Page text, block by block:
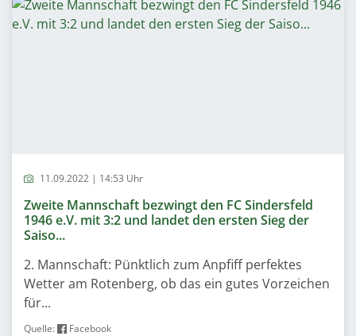
11.09.2022 | 14:53 Uhr
Zweite Mannschaft bezwingt den FC Sindersfeld
1946 e.V. mit 3:2 und landet den ersten Sieg der
Saiso...
2. Mannschaft: Pünktlich zum Anpfiff perfektes
Wetter am Rotenberg, ob das ein gutes Vorzeichen
für...
Quelle: Facebook